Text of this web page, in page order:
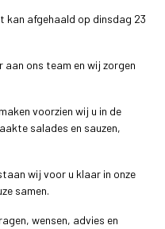
kan afgehaald op dinsdag 23
ons team en wij zorgen
voorzien wij u in de
salades en sauzen,
wij voor u klaar in onze
samen.
wensen, advies en